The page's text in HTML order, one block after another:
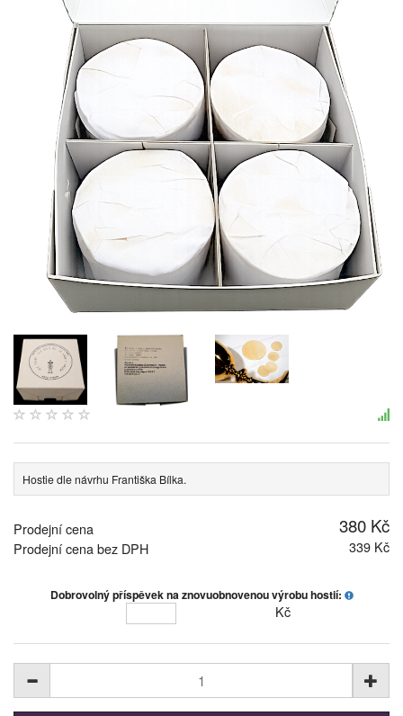
Hostie dle návrhu Františka Bílka.
Prodejní cena 380 Kč
Prodejní cena bez DPH 339 Kč
Dobrovolný příspěvek na znovuobnovenou výrobu hostií:
Kč